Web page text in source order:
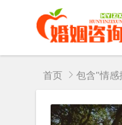
首页 包含"情感